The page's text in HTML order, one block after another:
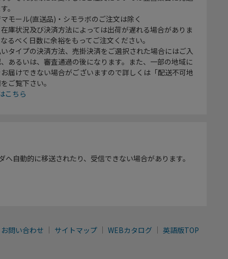
。
モール(直送品)・シモラボのご注文は除く
庫状況及び決済方法によっては出荷が遅れる場合がありま
るべく日数に余裕をもってご注文ください。
タイプの決済方法、売掛決済をご選択された場合にはご入
あるいは、審査通過の後になります。また、一部の地域に
届けできない場合がございますので詳しくは「配送不可地
ご覧下さい。
こちら
自動的に移送されたり、受信できない場合があります。
お問い合わせ サイトマップ WEBカタログ 英語版TOP